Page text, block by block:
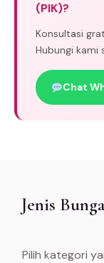
(PIK)?
Konsultasi
Hubungi kami
Chat
Jenis
Pilih kategori